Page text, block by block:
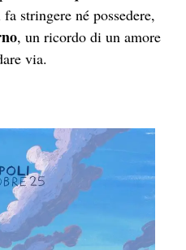
stringere né possedere,
, un ricordo di un amore
via.